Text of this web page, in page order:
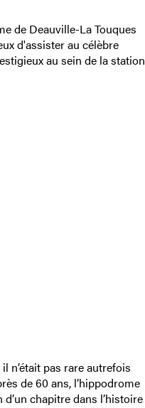
de Deauville-La Touques
d'assister au célèbre
au sein de la station
n’était pas rare autrefois
de 60 ans, l’hippodrome
chapitre dans l’histoire